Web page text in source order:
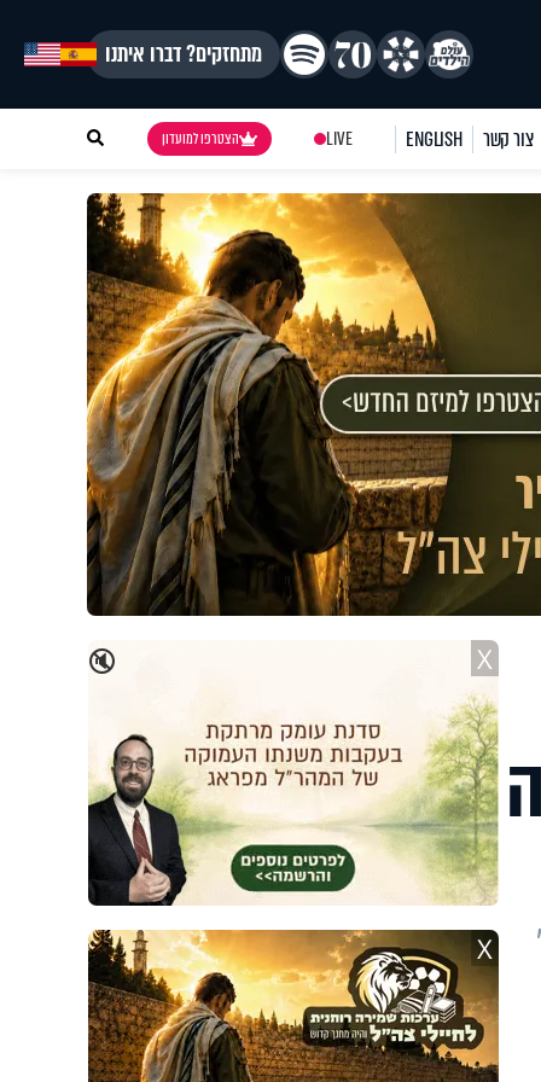
מתחזקים? דברו איתנו
צור קשר ENGLISH
LIVE הצטרפו למועדון
🔇 X
X